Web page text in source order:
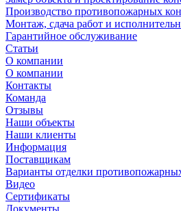
Производство противопожарных
Монтаж, сдача работ и
Гарантийное обслуживание
Статьи
О компании
О компании
Контакты
Команда
Отзывы
Наши объекты
Наши клиенты
Информация
Поставщикам
Варианты отделки
Видео
Сертификаты
Документы